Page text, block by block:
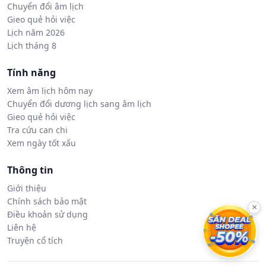
Chuyển đổi âm lịch
Gieo quẻ hỏi việc
Lịch năm 2026
Lịch tháng 8
Tính năng
Xem âm lịch hôm nay
Chuyển đổi dương lịch sang âm lịch
Gieo quẻ hỏi việc
Tra cứu can chi
Xem ngày tốt xấu
Thông tin
Giới thiệu
Chính sách bảo mật
Điều khoản sử dụng
Liên hệ
Truyện cổ tích
×